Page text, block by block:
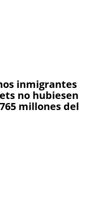
inmigrantes
no hubiesen
millones del